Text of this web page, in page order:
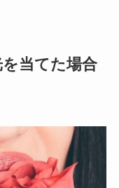
当てた場合